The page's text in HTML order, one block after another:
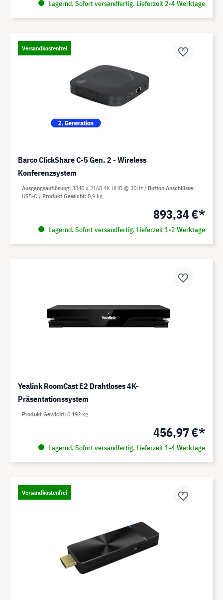
Lagernd. Sofort versandfertig. Lieferzeit 2-4 Werktage
Versandkostenfrei
Barco ClickShare C-5 Gen. 2 - Wireless
Konferenzsystem
893,34 €*
Lagernd. Sofort versandfertig. Lieferzeit 1-2 Werktage
Ausgangsauflösung 3840 x 2160 4K UHD @ 30Hz
Button Anschlüsse
USB-C
Produkt Gewicht 0,9 kg
Yealink RoomCast E2 Drahtloses 4K-
Präsentationssystem
456,97 €*
Lagernd. Sofort versandfertig. Lieferzeit 1-4 Werktage
Produkt Gewicht 0,192 kg
Versandkostenfrei